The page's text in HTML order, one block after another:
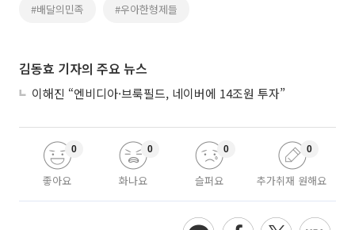
#배달의민족 #우아한형제들
김동효 기자의 주요 뉴스
이해진 “엔비디아·브룩필드, 네이버에 14조원 투자”
좋아요
0
화나요
0
슬퍼요
0
추가취재 원해요
0